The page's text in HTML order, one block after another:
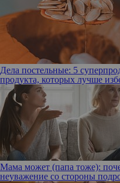
Дела постельные: 5
продукта, которых лучше
Мама может (папа тоже):
неуважение со стороны